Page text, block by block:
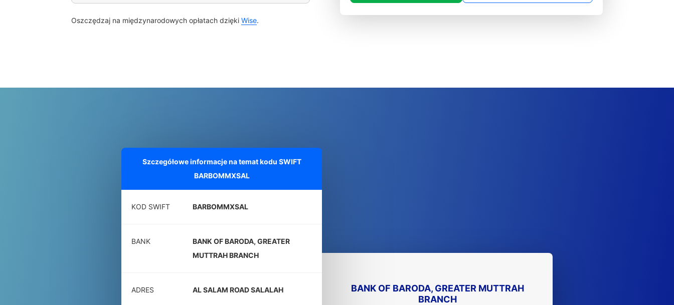
Oszczędzaj na międzynarodowych opłatach dzięki Wise.
Szczegółowe informacje na temat kodu SWIFT
BARBOMMXSAL
KOD SWIFT BARBOMMXSAL
BANK
BANK OF BARODA, GREATER
MUTTRAH BRANCH
ADRES AL SALAM ROAD SALALAH
BANK OF BARODA, GREATER MUTTRAH
BRANCH